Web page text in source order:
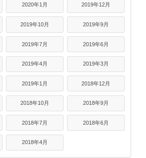
2020年1月 2019年12月
2019年10月 2019年9月
2019年7月 2019年6月
2019年4月 2019年3月
2019年1月 2018年12月
2018年10月 2018年9月
2018年7月 2018年6月
2018年4月